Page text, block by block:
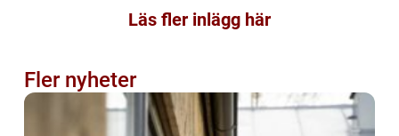
Läs fler inlägg här
Fler nyheter